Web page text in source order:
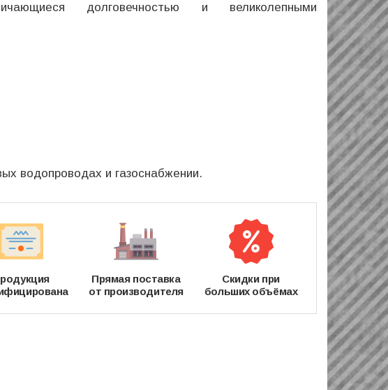
долговечностью и великолепными
водопроводах и газоснабжении.
Прямая поставка
от производителя
Скидки при
больших объёмах